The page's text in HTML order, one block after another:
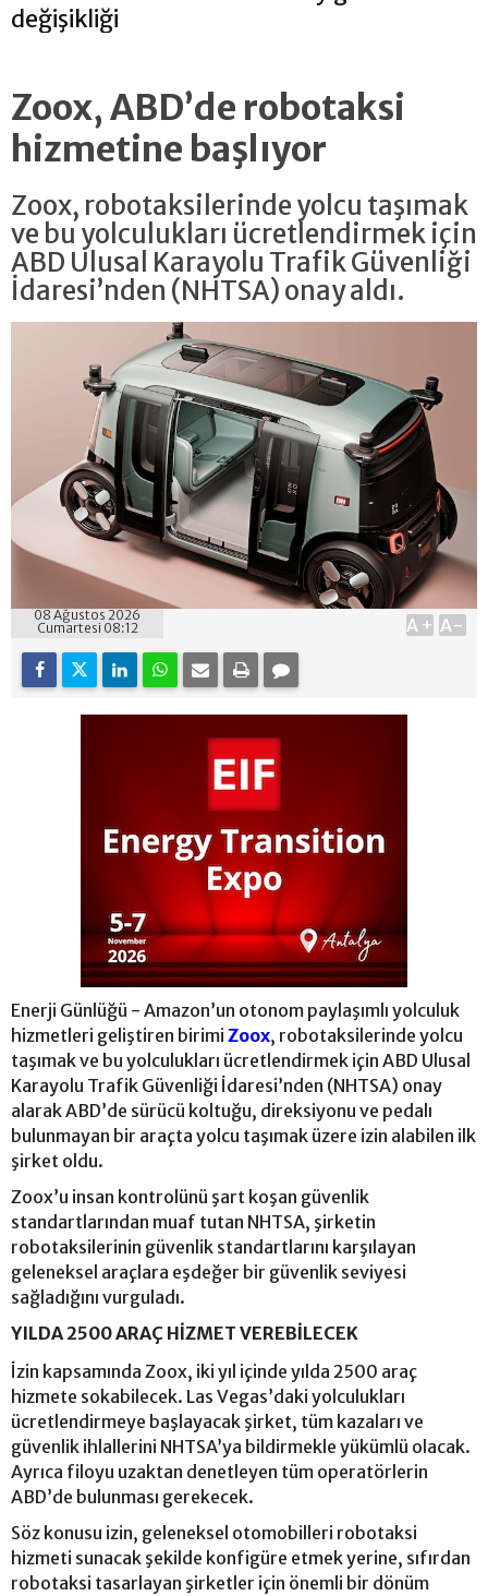
değişikliği
Zoox, ABD’de robotaksi
hizmetine başlıyor
Zoox, robotaksilerinde yolcu taşımak
ve bu yolculukları ücretlendirmek için
ABD Ulusal Karayolu Trafik Güvenliği
İdaresi’nden (NHTSA) onay aldı.
08 Ağustos 2026
Cumartesi 08:12
A+ A-
Enerji Günlüğü - Amazon’un otonom paylaşımlı yolculuk
hizmetleri geliştiren birimi Zoox, robotaksilerinde yolcu
taşımak ve bu yolculukları ücretlendirmek için ABD Ulusal
Karayolu Trafik Güvenliği İdaresi’nden (NHTSA) onay
alarak ABD’de sürücü koltuğu, direksiyonu ve pedalı
bulunmayan bir araçta yolcu taşımak üzere izin alabilen ilk
şirket oldu.
Zoox’u insan kontrolünü şart koşan güvenlik
standartlarından muaf tutan NHTSA, şirketin
robotaksilerinin güvenlik standartlarını karşılayan
geleneksel araçlara eşdeğer bir güvenlik seviyesi
sağladığını vurguladı.
YILDA 2500 ARAÇ HİZMET VEREBİLECEK
İzin kapsamında Zoox, iki yıl içinde yılda 2500 araç
hizmete sokabilecek. Las Vegas’daki yolculukları
ücretlendirmeye başlayacak şirket, tüm kazaları ve
güvenlik ihlallerini NHTSA’ya bildirmekle yükümlü olacak.
Ayrıca filoyu uzaktan denetleyen tüm operatörlerin
ABD’de bulunması gerekecek.
Söz konusu izin, geleneksel otomobilleri robotaksi
hizmeti sunacak şekilde konfigüre etmek yerine, sıfırdan
robotaksi tasarlayan şirketler için önemli bir dönüm